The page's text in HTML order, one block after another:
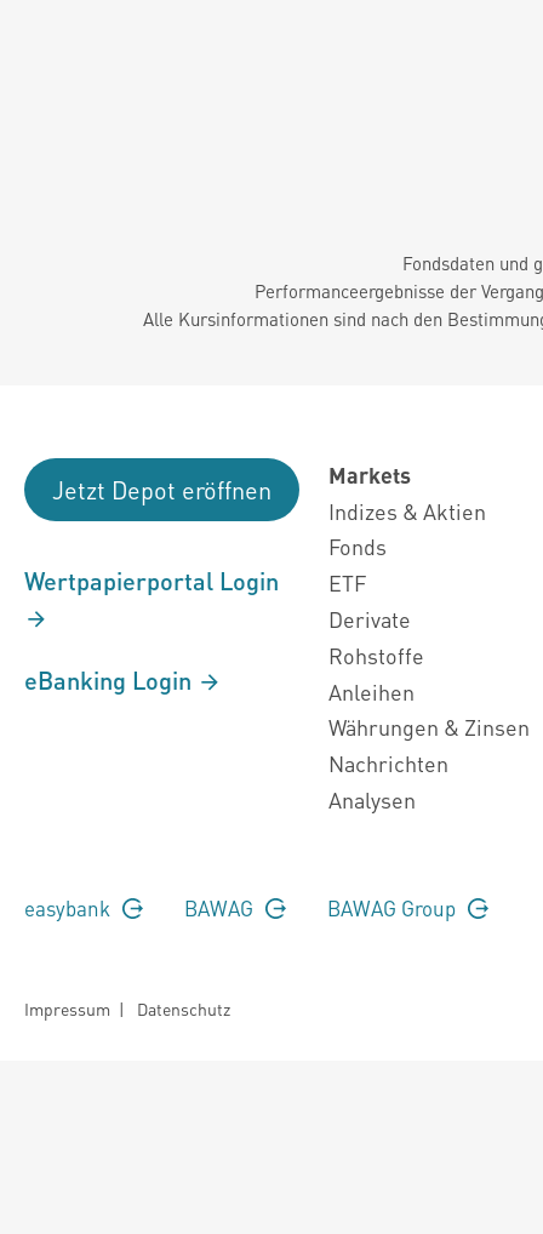
Fondsdaten und
Performanceergebnisse der
Alle Kursinformationen sind nach den
Jetzt Depot eröffnen
Wertpapierportal Login
eBanking Login
Markets
Indizes & Aktien
Fonds
ETF
Derivate
Rohstoffe
Anleihen
Währungen & Zinsen
Nachrichten
Analysen
easybank BAWAG BAWAG Group
Impressum | Datenschutz